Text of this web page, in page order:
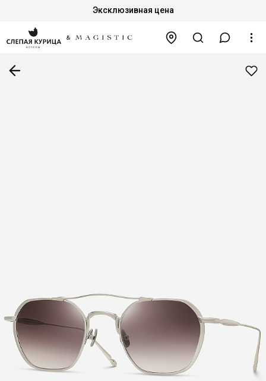
Эксклюзивная цена